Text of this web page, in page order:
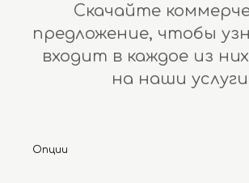
Скачайте
предложение, чтобы
входит в каждое из
на наши
Опции